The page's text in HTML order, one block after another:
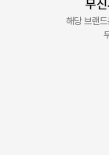
무
해당 브랜